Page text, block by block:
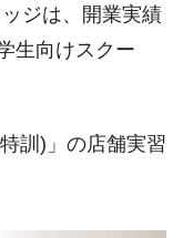
ジは、開業実績
生向けスクー
訓)」の店舗実習